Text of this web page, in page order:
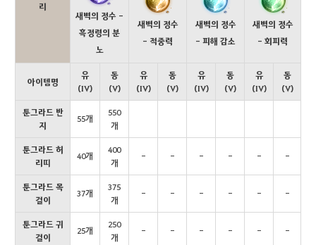
리
새벽의 정수 -
흑정령의 분
노
새벽의 정수
- 적중력
새벽의 정수
- 피해 감소
새벽의 정수
- 회피력
아이템명
유
(IV)
동
(V)
유
(IV)
동
(V)
유
(IV)
동
(V)
유
(IV)
동
(V)
툰그라드 반
지
55개
550
개
툰그라드 허
리띠
40개
400
개
- - - - - -
툰그라드 목
걸이
37개
375
개
- - - - - -
툰그라드 귀
걸이
25개
250
개
- - - - - -